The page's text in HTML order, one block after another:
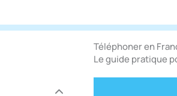
Téléphoner en
Le guide pratique